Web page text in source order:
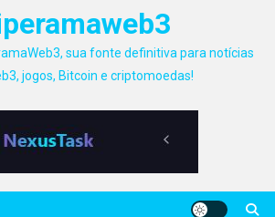
sua fonte definitiva para notícias
jogos, Bitcoin e criptomoedas!